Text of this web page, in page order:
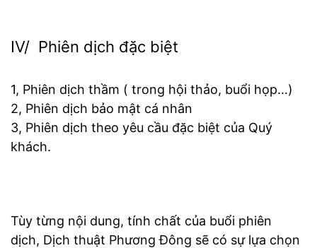
IV/ Phiên dịch đặc biệt
1, Phiên dịch thầm ( trong hội thảo, buổi họp…)
2, Phiên dịch bảo mật cá nhân
3, Phiên dịch theo yêu cầu đặc biệt của Quý
khách.
Tùy từng nội dung, tính chất của buổi phiên
dịch, Dịch thuật Phương Đông sẽ có sự lựa chọn